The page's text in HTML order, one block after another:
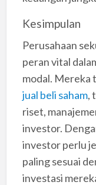
Kesimpulan
Perusahaan
peran vital
modal. Mereka
jual beli saham,
riset,
investor.
investor perlu
paling sesuai
investasi